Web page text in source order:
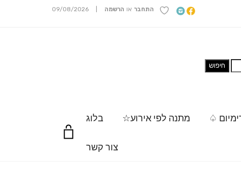
התחבר או הרשמה 09/08/2026
♤ מתנה לפי אירוע☆ בלוג
צור קשר